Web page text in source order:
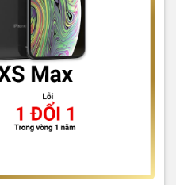
tình trạng từng loại máy dự
trực tiếp đến cửa hàng
Quý Khách chỉ cần bù